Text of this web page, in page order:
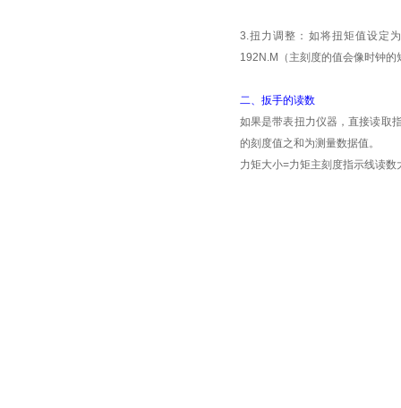
3. 扭力调整：如将扭矩值设定
192N.M （主刻度的值会像时钟
二、扳手的读数
如果是带表扭力仪器，直接读取
的刻度值之和为测量数据值。
力矩大小=力矩主刻度指示线读数